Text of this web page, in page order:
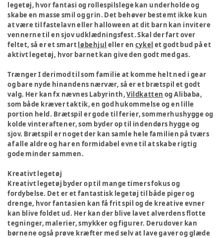
legetøj, hvor fantasi og rollespilslege kan underholde og
skabe en masse smil og grin. Det behøver bestemt ikke kun
at være til fastelavn eller halloween at dit barn kan invitere
vennerne til en sjov udklædningsfest. Skal der fart over
feltet, så er et smartløbehjul eller en cykel et godt bud på et
aktivt legetøj, hvor barnet kan give den godt med gas.
Trænger I derimod til som familie at komme helt ned i gear
og bare nyde hinandens nærvær, så er et brætspil et godt
valg. Her kan fx nævnes Labyrinth,Vildkatten og Alibaba,
som både kræver taktik, en god hukommelse og en lille
portion held. Brætspil er gode til ferier, sommerhushygge og
kolde vinteraftener, som byder op til indendørs hygge og
sjov. Brætspil er noget der kan samle hele familien på tværs
af alle aldre og har en formidabel evne til at skabe rigtig
gode minder sammen.
Kreativt legetøj
Kreativt legetøj byder op til mange timers fokus og
fordybelse. Det er et fantastisk legetøj til både piger og
drenge, hvor fantasien kan få frit spil og de kreative evner
kan blive foldet ud. Her kan der blive lavet alverdens flotte
tegninger, malerier, smykker og figurer. Derudover kan
børnene også prøve kræfter med selv at lave gaver og glæde